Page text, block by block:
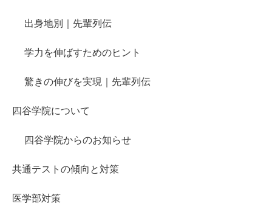
出身地別｜先輩列伝
学力を伸ばすためのヒント
驚きの伸びを実現｜先輩列伝
四谷学院について
四谷学院からのお知らせ
共通テストの傾向と対策
医学部対策